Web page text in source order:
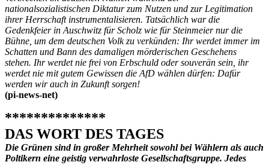
nationalsozialistischen Diktatur zum Nutzen und zur Legitimation
ihrer Herrschaft instrumentalisieren. Tatsächlich war die
Gedenkfeier in Auschwitz für Scholz wie für Steinmeier nur die
Bühne, um dem deutschen Volk zu verkünden: Ihr werdet immer im
Schatten und Bann des damaligen mörderischen Geschehens
stehen. Ihr werdet nie frei von Erbschuld oder souverän sein, ihr
werdet nie mit gutem Gewissen die AfD wählen dürfen: Dafür
werden wir auch in Zukunft sorgen!
(pi-news-net)
**************
DAS WORT DES TAGES
Die Grünen sind in großer Mehrheit sowohl bei Wählern als auch
Poltikern eine geistig verwahrloste Gesellschaftsgruppe. Jedes